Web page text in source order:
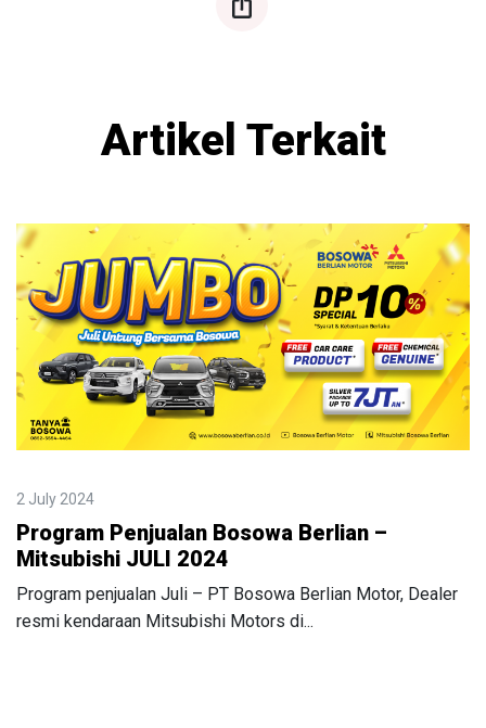
Artikel Terkait
2 July 2024
Program Penjualan Bosowa Berlian –
Mitsubishi JULI 2024
Program penjualan Juli – PT Bosowa Berlian Motor, Dealer
resmi kendaraan Mitsubishi Motors di...